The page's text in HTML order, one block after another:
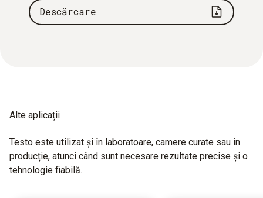
Descărcare
Alte aplicații
Testo este utilizat și în laboratoare, camere curate sau în
producție, atunci când sunt necesare rezultate precise și o
tehnologie fiabilă.